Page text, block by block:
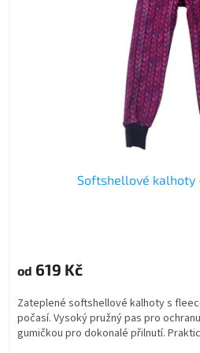
Softshellové kalhoty
od 619 Kč
Zateplené softshellové kalhoty s
počasí. Vysoký pružný pas pro
gumičkou pro dokonalé přilnutí.